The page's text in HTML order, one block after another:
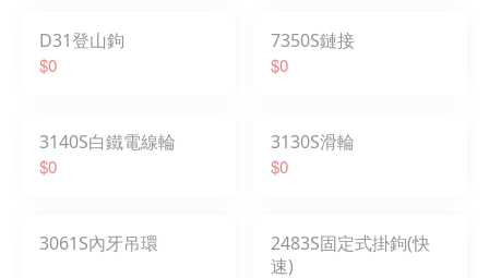
D31登山鉤
$0
7350S鏈接
$0
3140S白鐵電線輪
$0
3130S滑輪
$0
3061S內牙吊環
2483S固定式掛鉤(快
速)